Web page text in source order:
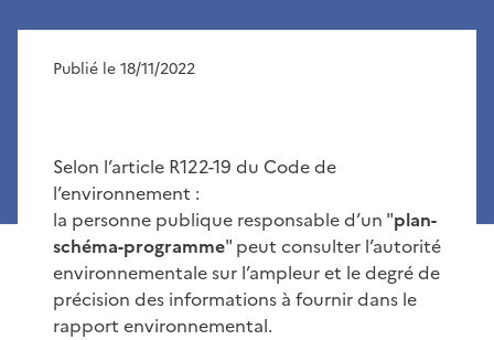
Publié le 18/11/2022
Selon l’article R122-19 du Code de
l’environnement :
la personne publique responsable d’un "plan-
schéma-programme" peut consulter l’autorité
environnementale sur l’ampleur et le degré de
précision des informations à fournir dans le
rapport environnemental.